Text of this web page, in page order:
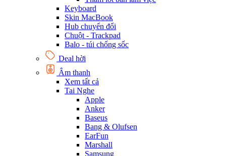
Keyboard
Skin MacBook
Hub chuyển đổi
Chuột - Trackpad
Balo - túi chống sốc
Deal hời
Âm thanh
Xem tất cả
Tai Nghe
Apple
Anker
Baseus
Bang & Olufsen
EarFun
Marshall
Samsung